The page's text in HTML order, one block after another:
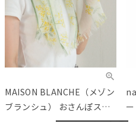
MAISON BLANCHE（メゾン
ブランシュ） おさんぽスト